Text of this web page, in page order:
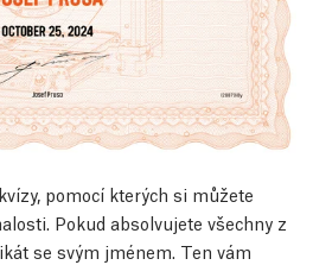
pomocí kterých si můžete
Pokud absolvujete všechny z
se svým jménem. Ten vám